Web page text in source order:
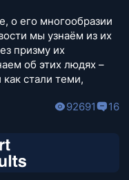
о его многообразии
мы узнаём из их
призму их
об этих людях –
стали теми,
92691 16